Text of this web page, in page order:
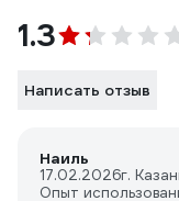
1.3
Написать отзыв
Наиль
17.02.2026г.
Опыт